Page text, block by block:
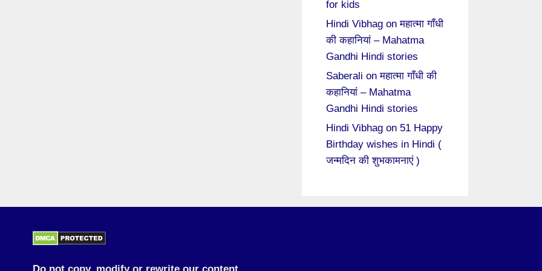
for kids
Hindi Vibhag onमहात्मा गाँधी
की कहानियां – Mahatma
Gandhi Hindi stories
Saberali onमहात्मा गाँधी की
कहानियां – Mahatma
Gandhi Hindi stories
Hindi Vibhag on 51 Happy
Birthday wishes in Hindi (
जन्मदिन की शुभकामनाएं )